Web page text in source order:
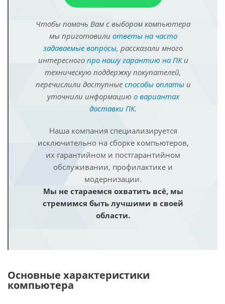
Чтобы помочь Вам с выбором компьютера
мы приготовили ответы на часто
задаваемые вопросы, рассказали много
интересного про нашу гарантию на ПКи
техническую поддержку покупателей,
перечислили доступные способы оплатыи
уточнили информацию о вариантах
доставки ПК.
Наша компания специализируется
исключительно на сборке компьютеров,
их гарантийном и постгарантийном
обслуживании, профилактике и
модернизации.
Мы не стараемся охватить всё, мы
стремимся быть лучшими в своей
области.
Основные характеристики
компьютера